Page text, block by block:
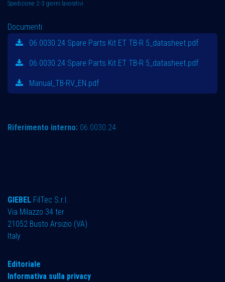
Spedizione: 2-3 giorni lavorativi
Documenti
06.0030.24 Spare Parts Kit ET TB-R 5_datasheet.pdf
06.0030.24 Spare Parts Kit ET TB-R 5_datasheet.pdf
Manual_TB-RV_EN.pdf
Riferimento interno: 06.0030.24
GIEBEL FilTec S.r.l.
Via Milazzo 34 ter ​
21052 Busto Arsizio (VA)
Italy
Editoriale
Informativa sulla privacy